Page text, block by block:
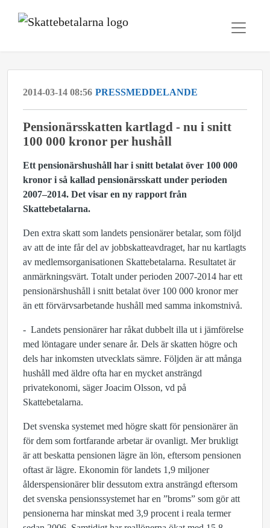
2014-03-14 08:56 PRESSMEDDELANDE
Pensionärsskatten kartlagd - nu i snitt
100 000 kronor per hushåll
Ett pensionärshushåll har i snitt betalat över 100 000
kronor i så kallad pensionärsskatt under perioden
2007–2014. Det visar en ny rapport från
Skattebetalarna.
Den extra skatt som landets pensionärer betalar, som följd
av att de inte får del av jobbskatteavdraget, har nu kartlagts
av medlemsorganisationen Skattebetalarna. Resultatet är
anmärkningsvärt. Totalt under perioden 2007-2014 har ett
pensionärshushåll i snitt betalat över 100 000 kronor mer
än ett förvärvsarbetande hushåll med samma inkomstnivå.
- Landets pensionärer har råkat dubbelt illa ut i jämförelse
med löntagare under senare år. Dels är skatten högre och
dels har inkomsten utvecklats sämre. Följden är att många
hushåll med äldre ofta har en mycket ansträngd
privatekonomi, säger Joacim Olsson, vd på
Skattebetalarna.
Det svenska systemet med högre skatt för pensionärer än
för dem som fortfarande arbetar är ovanligt. Mer brukligt
är att beskatta pensionen lägre än lön, eftersom pensionen
oftast är lägre. Ekonomin för landets 1,9 miljoner
ålderspensionärer blir dessutom extra ansträngd eftersom
det svenska pensionssystemet har en ”broms” som gör att
pensionerna har minskat med 3,9 procent i reala termer